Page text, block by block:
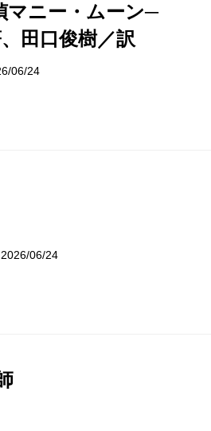
マニー・ムーン─
田口俊樹／訳
06/24
06/24